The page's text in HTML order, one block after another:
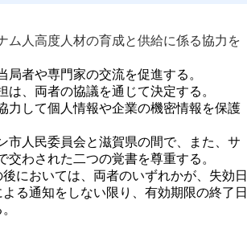
ム人高度人材の育成と供給に係る協力を
者や専門家の交流を促進する。
、両者の協議を通じて決定する。
力して個人情報や企業の機密情報を保護
市人民委員会と滋賀県の間で、また、サ
わされた二つの覚書を尊重する。
においては、両者のいずれかが、失効日
る通知をしない限り、有効期限の終了日